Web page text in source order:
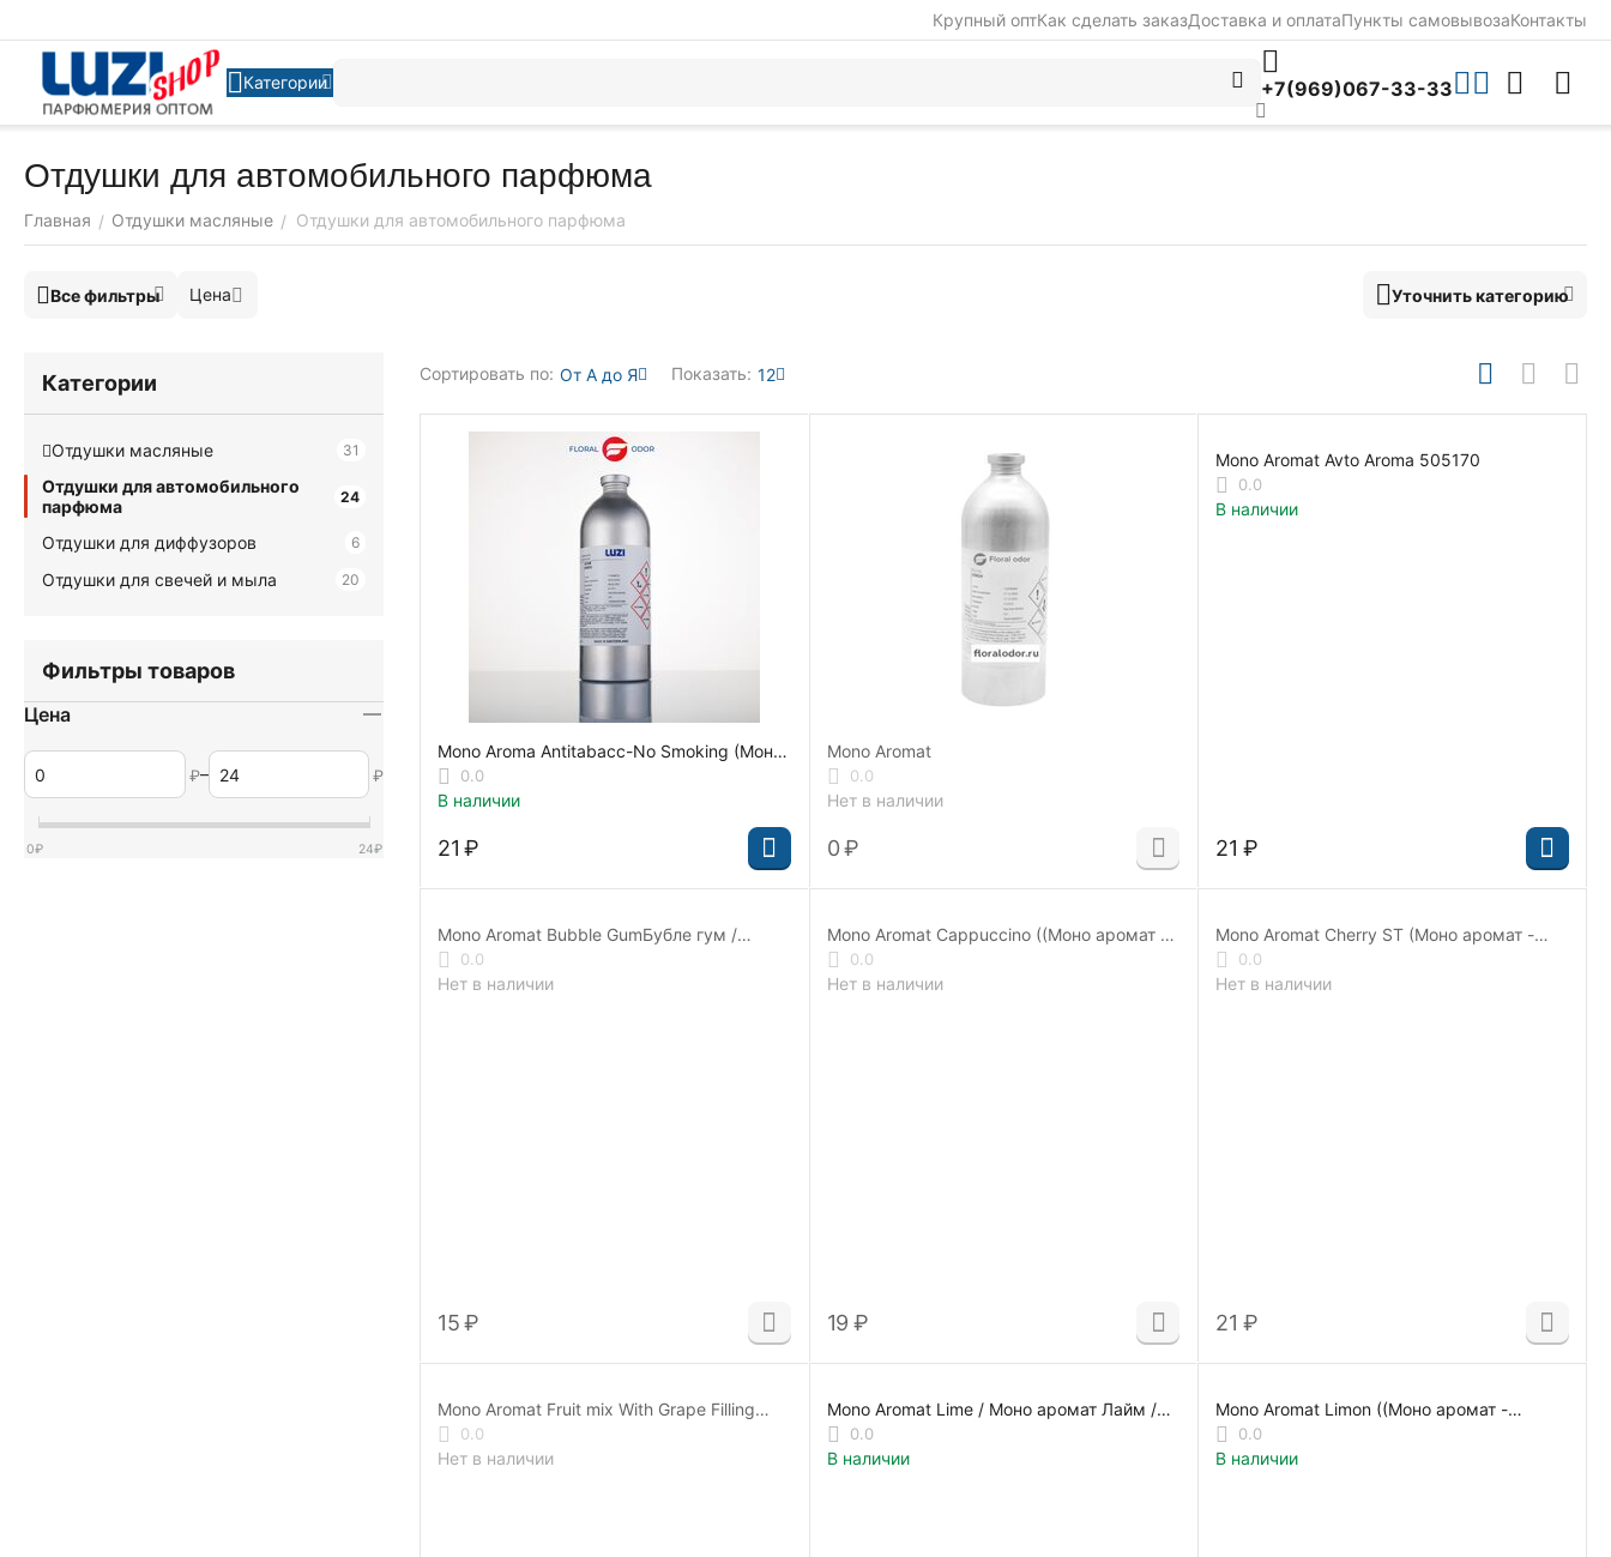
Крупный оптКак сделать заказДоставка и оплатаПункты самовывозаКонтакты
Категории +7(969)067-33-33
Отдушки для автомобильного парфюма
Главная / Отдушки масляные / Отдушки для автомобильного парфюма
Все фильтры Цена Уточнить категорию
Сортировать по: От А до Я Показать: 12
Mono Aroma Antitabacc-No Smoking (Моно
аромат АНТИТАБАК) 605602
0.0
В наличии
‍21‍ ₽
Mono Aromat
0.0
Нет в наличии
‍0‍ ₽
Mono Aromat Avto Aroma 505170
0.0
В наличии
‍21‍ ₽
Mono Aromat Bubble GumБубле гум /
233746-A
0.0
Нет в наличии
‍15‍ ₽
Mono Aromat Cappuccino ((Моно аромат -
КАПУЧЧИНО) 354419
0.0
Нет в наличии
‍19‍ ₽
Mono Aromat Cherry ST (Моно аромат -
Вишня) 233681-A
0.0
Нет в наличии
‍21‍ ₽
Mono Aromat Fruit mix With Grape Filling
(Моно аромат Фруктовая смесь С
Виноградной Начинкой) 343815-А
0.0
Нет в наличии
Mono Aromat Lime / Моно аромат Лайм /
339014-A
0.0
В наличии
Mono Aromat Limon ((Моно аромат -
ЛИМОН) 338982-F
0.0
В наличии
Категории
Отдушки масляные 31
Отдушки для автомобильного
парфюма
24
Отдушки для диффузоров 6
Отдушки для свечей и мыла 20
Фильтры товаров
Цена
₽– ₽
0₽ 24₽